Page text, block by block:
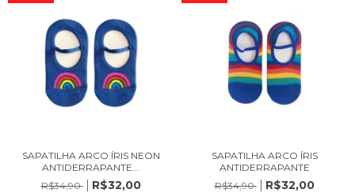
SAPATILHA ARCO ÍRIS NEON
ANTIDERRAPANTE...
R$34,90
R$32,00
SAPATILHA ARCO ÍRIS
ANTIDERRAPANTE
R$34,90
R$32,00